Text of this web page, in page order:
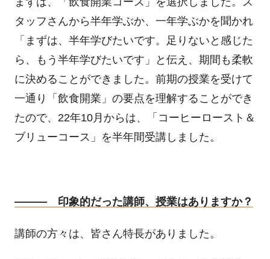
タッフさんから半年学ぶか、一年学ぶかを聞かれ
「まずは、半年学びたいです。足りないと感じた
ら、もう半年学びたいです」と伝え、期間も柔軟
に決めることができました。前期の授業を受けて
一通り「飲食開業」の要点を理解することができ
たので、 22年10月からは、「コーヒーロースト＆
ブリューコース」を半年間受講しました。
――― 印象的だった講師、授業はありますか？
講師の方々は、皆さん特長がありました。